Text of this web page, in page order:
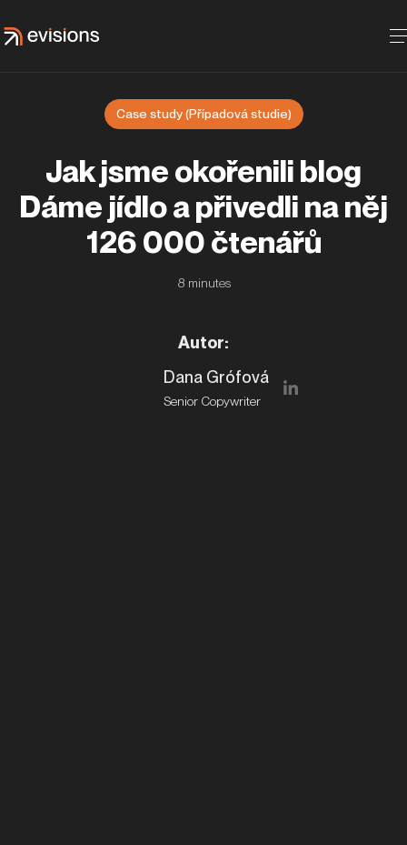
Jak jsme okořenili blog
Dáme jídlo a přivedli na něj
126 000 čtenářů
8 minutes
Autor:
Dana Grófová
Senior Copywriter
Case study (Případová studie)